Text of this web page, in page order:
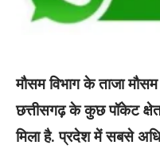
मौसम विभाग के ताजा
छत्तीसगढ़ के कुछ पॉकेट
मिला है. प्रदेश में सबसे